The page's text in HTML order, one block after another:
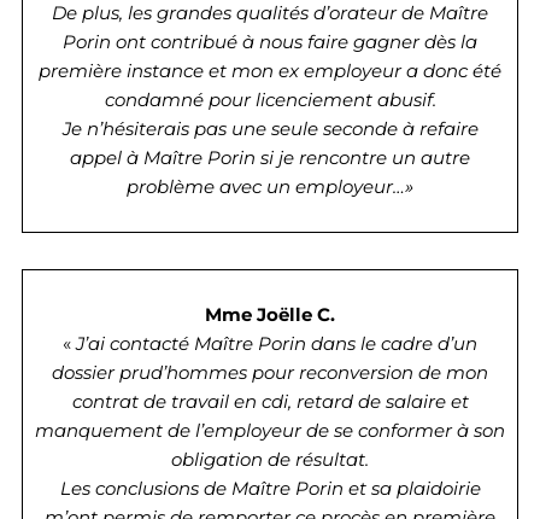
De plus, les grandes qualités d’orateur de Maître
Porin ont contribué à nous faire gagner dès la
première instance et mon ex employeur a donc été
condamné pour licenciement abusif.
Je n’hésiterais pas une seule seconde à refaire
appel à Maître Porin si je rencontre un autre
problème avec un employeur…»
Mme Joëlle C.
«J’ai contacté Maître Porin dans le cadre d’un
dossier prud’hommes pour reconversion de mon
contrat de travail en cdi, retard de salaire et
manquement de l’employeur de se conformer à son
obligation de résultat.
Les conclusions de Maître Porin et sa plaidoirie